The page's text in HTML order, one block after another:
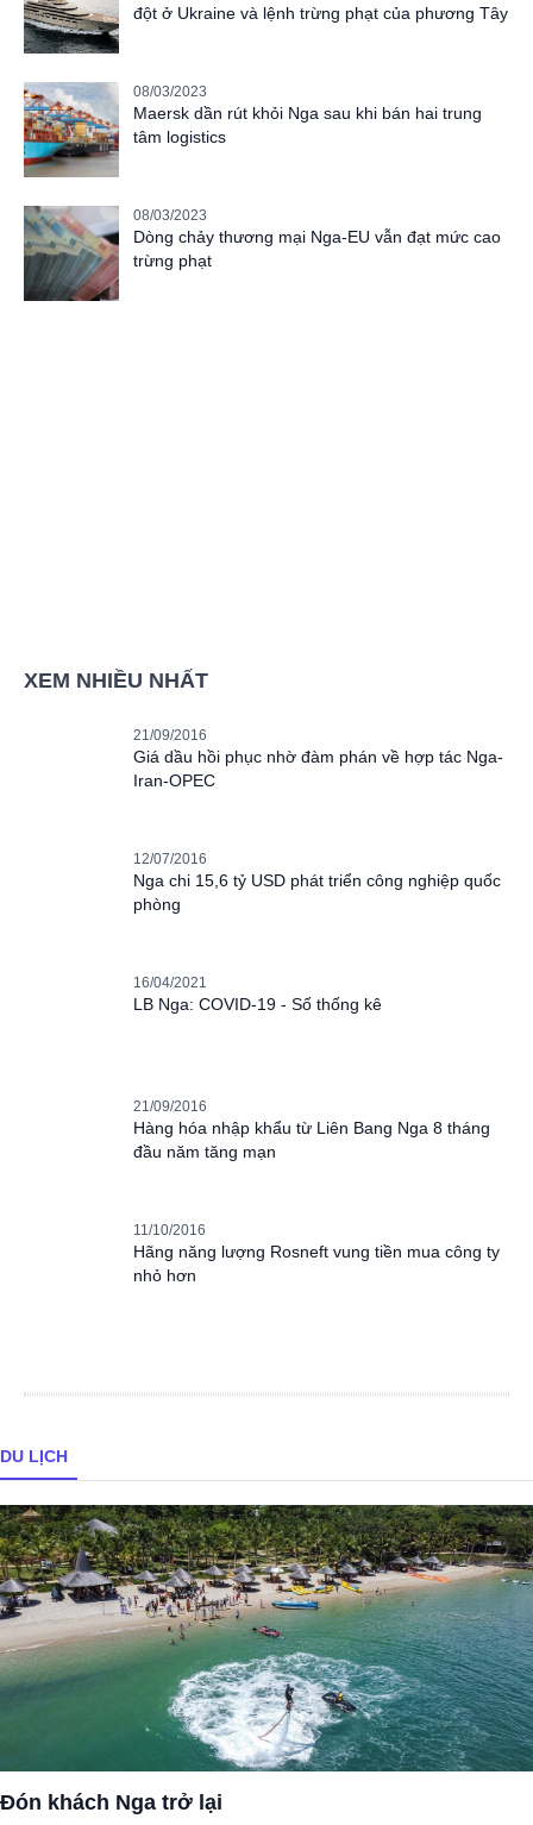
đột ở Ukraine và lệnh trừng phạt của phương Tây
08/03/2023
Maersk dần rút khỏi Nga sau khi bán hai trung
tâm logistics
08/03/2023
Dòng chảy thương mại Nga-EU vẫn đạt mức cao
trừng phạt
XEM NHIỀU NHẤT
21/09/2016
Giá dầu hồi phục nhờ đàm phán về hợp tác Nga-
Iran-OPEC
12/07/2016
Nga chi 15,6 tỷ USD phát triển công nghiệp quốc
phòng
16/04/2021
LB Nga: COVID-19 - Số thống kê
21/09/2016
Hàng hóa nhập khẩu từ Liên Bang Nga 8 tháng
đầu năm tăng mạn
11/10/2016
Hãng năng lượng Rosneft vung tiền mua công ty
nhỏ hơn
DU LỊCH
Đón khách Nga trở lại